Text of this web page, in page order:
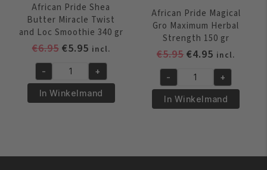
African Pride Shea
Butter Miracle Twist
and Loc Smoothie 340 gr
€6.95 Oorspronkelijke
was:
€6.95.
€5.95Huidige
prijs
is:
€5.95.
incl.
African
Pride
Shea
- +
In Winkelmand
African Pride Magical
Gro Maximum Herbal
Strength 150 gr
€5.95
was:
€5.95.
€4.95 Huidige
prijs
is:
€4.95.
incl.
African
Pride
Magical
Herbal
- +
In Winkelmand